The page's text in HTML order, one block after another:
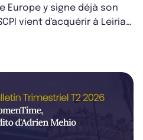
Europe y signe déjà son
vient d'acquérir à Leiria,
établis...